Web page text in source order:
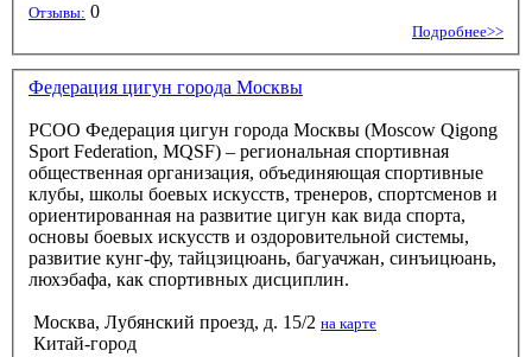
Отзывы: 0
Подробнее>>
Федерация цигун города Москвы
РСОО Федерация цигун города Москвы (Moscow Qigong
Sport Federation, MQSF) – региональная спортивная
общественная организация, объединяющая спортивные
клубы, школы боевых искусств, тренеров, спортсменов и
ориентированная на развитие цигун как вида спорта,
основы боевых искусств и оздоровительной системы,
развитие кунг-фу, тайцзицюань, багуачжан, синъицюань,
люхэбафа, как спортивных дисциплин.
Москва, Лубянский проезд, д. 15/2 на карте
Китай-город